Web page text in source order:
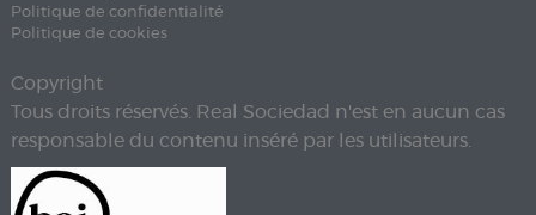
Politique de confidentialité
Politique de cookies
Copyright
Tous droits réservés. Real Sociedad n'est en aucun cas
responsable du contenu inséré par les utilisateurs.